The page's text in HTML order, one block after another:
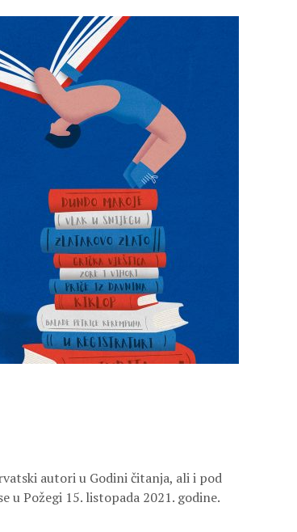
autori u Godini čitanja, ali i pod
u Požegi 15. listopada 2021. godine.